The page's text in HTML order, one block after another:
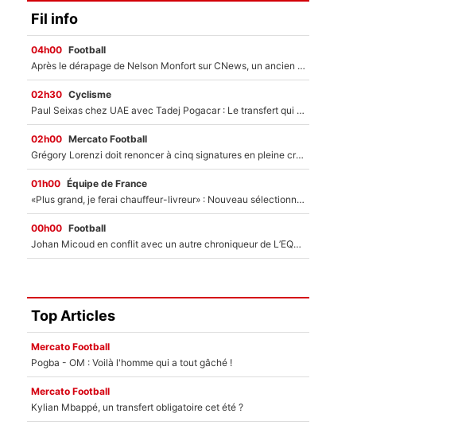
Fil info
04h00 Football
Après le dérapage de Nelson Monfort sur CNews, un ancien journaliste de France Télévisions relance la polémique sur les incendies en Gironde
02h30 Cyclisme
Paul Seixas chez UAE avec Tadej Pogacar : Le transfert qui effraie le peloton, «c’est la pire des choses qui puisse arriver»
02h00 Mercato Football
Grégory Lorenzi doit renoncer à cinq signatures en pleine crise financière : L’IA propose sept noms à l’OM pour un mercato réussi... à seulement 5M€ !
01h00 Équipe de France
«Plus grand, je ferai chauffeur-livreur» : Nouveau sélectionneur des Bleus, Zinédine Zidane s’était imaginé un avenir très différent lorsqu'il était enfant
00h00 Football
Johan Micoud en conflit avec un autre chroniqueur de L’EQUIPE du Soir : «Pendant un moment, je ne les ai pas remis ensemble dans l'émission»
Top Articles
Mercato Football
Pogba - OM : Voilà l'homme qui a tout gâché !
Mercato Football
Kylian Mbappé, un transfert obligatoire cet été ?